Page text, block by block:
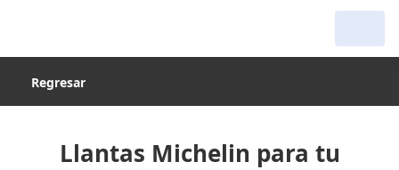
Regresar
Llantas Michelin para tu